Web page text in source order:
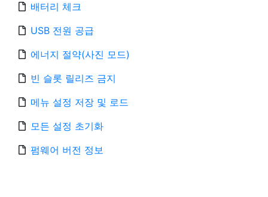
배터리 체크
USB 전원 공급
에너지 절약(사진 모드)
빈 슬롯 릴리즈 금지
메뉴 설정 저장 및 로드
모든 설정 초기화
펌웨어 버전 정보